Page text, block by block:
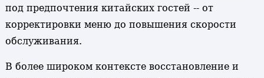
под предпочтения китайских гостей -- от
корректировки меню до повышения скорости
обслуживания.
В более широком контексте восстановление и